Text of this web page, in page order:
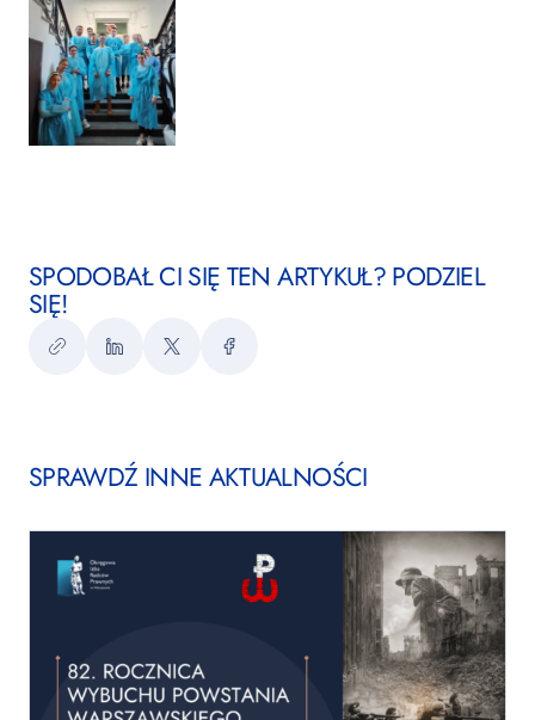
SPODOBAŁ CI SIĘ TEN ARTYKUŁ? PODZIEL
SIĘ!
KopiujLinkedInTwitter Facebook
SPRAWDŹ INNE AKTUALNOŚCI